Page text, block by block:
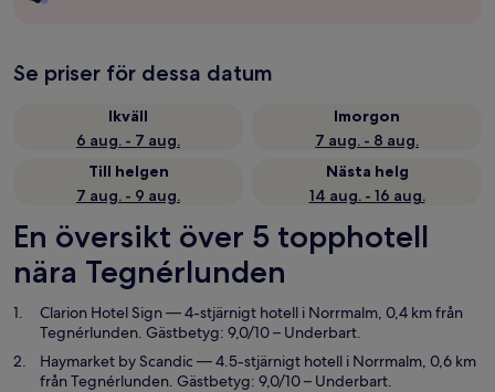
Se priser för dessa datum
Ikväll
6 aug. - 7 aug.
Imorgon
7 aug. - 8 aug.
Till helgen
7 aug. - 9 aug.
Nästa helg
14 aug. - 16 aug.
En översikt över 5 topphotell
nära Tegnérlunden
Clarion Hotel Sign— 4-stjärnigt hotell i Norrmalm, 0,4 km från
Tegnérlunden. Gästbetyg: 9,0/10 – Underbart.
Haymarket by Scandic — 4.5-stjärnigt hotell i Norrmalm, 0,6 km
från Tegnérlunden. Gästbetyg: 9,0/10 – Underbart.